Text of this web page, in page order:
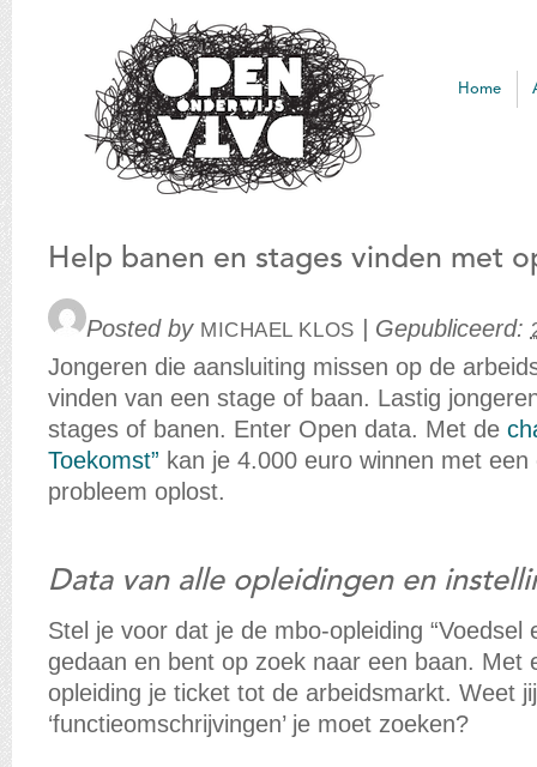
Open
Onderwijs Data
Home
Help banen en stages vinden met
Posted by MICHAEL KLOS Gepubliceerd:
Jongeren die aansluiting missen op de
vinden van een stage of baan. Lastig
stages of banen. Enter Open data. Met de
Toekomst” kan je 4.000 euro winnen met
probleem oplost.
Data van alle opleidingen en
Stel je voor dat je de mbo-opleiding “Voedsel
gedaan en bent op zoek naar een baan. Met
opleiding je ticket tot de arbeidsmarkt. Weet
‘functieomschrijvingen’ je moet zoeken?